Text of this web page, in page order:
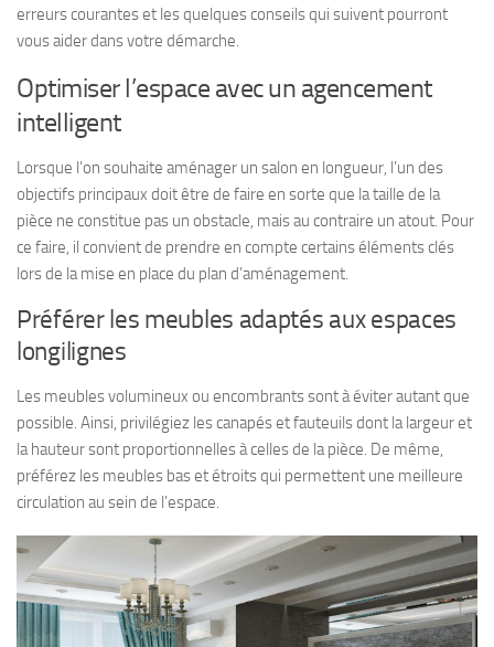
erreurs courantes et les quelques conseils qui suivent pourront
vous aider dans votre démarche.
Optimiser l’espace avec un agencement
intelligent
Lorsque l’on souhaite aménager un salon en longueur, l’un des
objectifs principaux doit être de faire en sorte que la taille de la
pièce ne constitue pas un obstacle, mais au contraire un atout. Pour
ce faire, il convient de prendre en compte certains éléments clés
lors de la mise en place du plan d’aménagement.
Préférer les meubles adaptés aux espaces
longilignes
Les meubles volumineux ou encombrants sont à éviter autant que
possible. Ainsi, privilégiez les canapés et fauteuils dont la largeur et
la hauteur sont proportionnelles à celles de la pièce. De même,
préférez les meubles bas et étroits qui permettent une meilleure
circulation au sein de l’espace.